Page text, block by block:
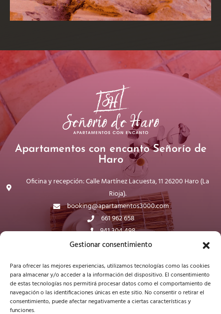
Gestionar consentimiento
Para ofrecer las mejores experiencias, utilizamos tecnologías como las cookies
para almacenar y/o acceder a la información del dispositivo. El consentimiento
de estas tecnologías nos permitirá procesar datos como el comportamiento de
navegación o las identificaciones únicas en este sitio. No consentir o retirar el
consentimiento, puede afectar negativamente a ciertas características y
funciones.
Apartamentos con encanto Señorío de
Haro
Oficina y recepción: Calle Martínez Lacuesta, 11 26200 Haro (La
Rioja).
booking@apartamentos3000.com
661 962 658
941 304 498
WhatsApp